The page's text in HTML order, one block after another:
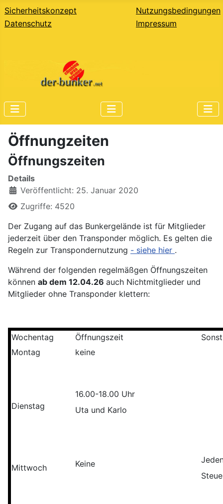
Sicherheitskonzept
Nutzungsbedingungen
Datenschutz
Impressum
Öffnungzeiten
Öffnungszeiten
Details
Veröffentlicht: 25. Januar 2020
Zugriffe: 4520
Der Zugang auf das Bunkergelände ist für Mitglieder
jederzeit über den Transponder möglich. Es gelten die
Regeln zur Transpondernutzung - siehe hier .
Während der folgenden regelmäßgen Öffnungszeiten
können ab dem 12.04.26 auch Nichtmitglieder und
Mitglieder ohne Transponder klettern:
Wochentag Öffnungszeit
Montag
keine
Dienstag
16.00-18.00 Uhr
Uta und Karlo
Mittwoch Keine